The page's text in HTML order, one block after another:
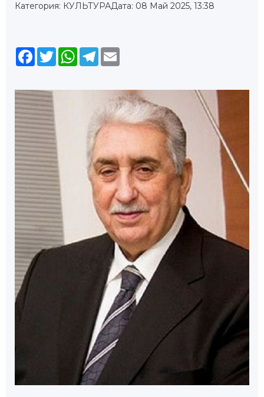
Категория: КУЛЬТУРАДата: 08 Май 2025, 13:38
Facebook
TwitterWhatsApp
Telegram